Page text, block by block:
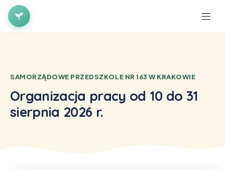
SAMORZĄDOWE PRZEDSZKOLE NR 163 W KRAKOWIE
Organizacja pracy od 10 do 31
sierpnia 2026 r.
×